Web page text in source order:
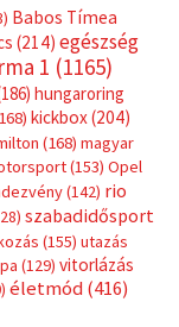
Babos Tímea
(214) egészség
1 (1165)
hungaroring
kickbox(204)
(168) magyar
(153) Opel
(142) rio
szabadidősport
(155) utazás
(129) vitorlázás
életmód(416)